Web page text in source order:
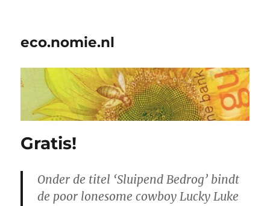
eco.nomie.nl
Gratis!
Onder de titel ‘Sluipend Bedrog’ bindt
de poor lonesome cowboy Lucky Luke